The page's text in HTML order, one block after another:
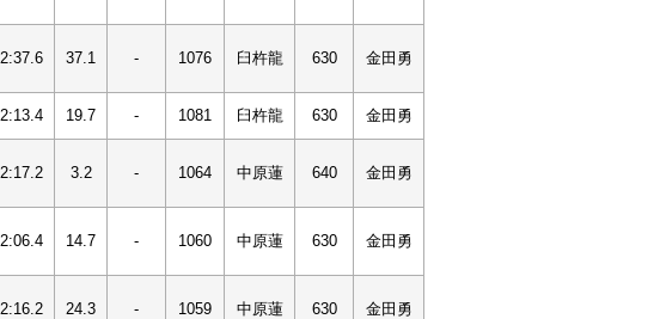
2:37.6 37.1 - 1076 臼杵龍 630 金田勇
2:13.4 19.7 - 1081 臼杵龍 630 金田勇
2:17.2 3.2 - 1064 中原蓮 640 金田勇
2:06.4 14.7 - 1060 中原蓮 630 金田勇
2:16.2 24.3 - 1059 中原蓮 630 金田勇